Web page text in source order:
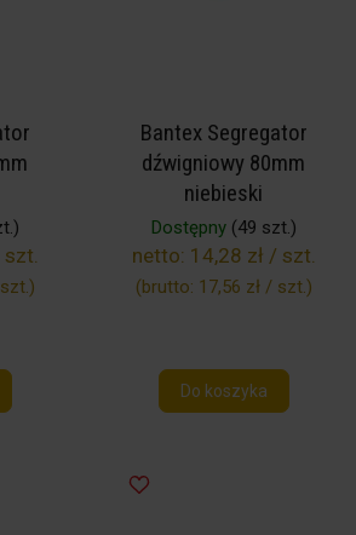
szt.
)
Bantex Segregator
dźwigniowy 80mm
niebieski
Dostępny(49 szt.)
netto: 14,28 zł / szt.
(brutto: 17,56 zł / szt.)
Do koszyka